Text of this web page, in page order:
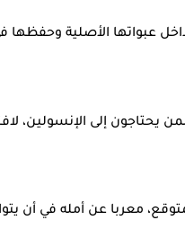
عبواتها الأصلية وحفظها
إلى الإنسولين،
معربا عن أمله في أن